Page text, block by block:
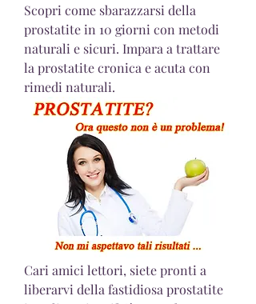
Scopri come sbarazzarsi della
prostatite in 10 giorni con metodi
naturali e sicuri. Impara a trattare
la prostatite cronica e acuta con
rimedi naturali.
Cari amici lettori, siete pronti a
liberarvi della fastidiosa prostatite